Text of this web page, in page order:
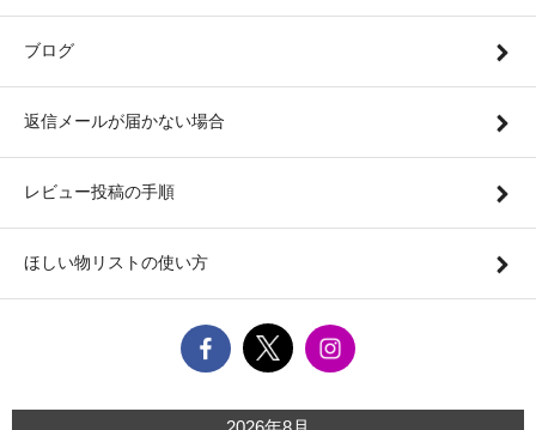
ブログ
返信メールが届かない場合
レビュー投稿の手順
ほしい物リストの使い方